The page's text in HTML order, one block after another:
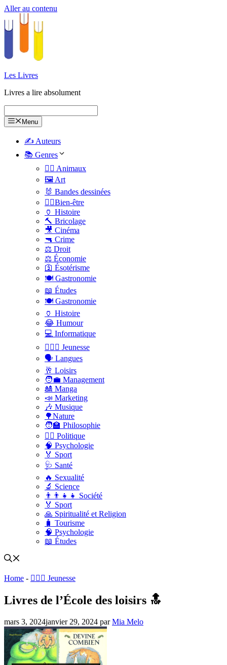
Aller au contenu
Les Livres
Livres a lire absolument
Menu
✍️ Auteurs
📚 Genres
🐕‍🦺 Animaux
🖼️ Art
🐰 Bandes dessinées
🧑‍⚕️Bien-être
🏺 Histoire
🔨 Bricolage
🎥 Cinéma
🔫 Crime
⚖️ Droit
⚖️ Économie
🛐 Ésotérisme
🍽️ Gastronomie
📖 Études
🍽️ Gastronomie
🏺 Histoire
😂 Humour
💻 Informatique
🤸🏽‍♀️ Jeunesse
🗣 Langues
🥂 Loisirs
🧑‍💼 Management
🎎 Manga
📣 Marketing
🎶 Musique
🌳Nature
🧑‍🏫 Philosophie
👨‍⚖️ Politique
🧠 Psychologie
🏅 Sport
🩺 Santé
🔥 Sexualité
🔬 Science
👨‍👨‍👧‍👧 Société
🏅 Sport
🙏 Spiritualité et Religion
🧳 Tourisme
🧠 Psychologie
📖 Études
Home - 🤸🏽‍♀️ Jeunesse
Livres de l’École des loisirs 🔝
mars 3, 2024janvier 29, 2024 parMia Melo